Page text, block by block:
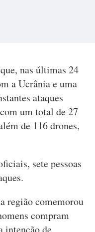
nas últimas 24
a Ucrânia e uma
ataques
um total de 27
de 116 drones,
sete pessoas
região comemorou
compram
intenção de